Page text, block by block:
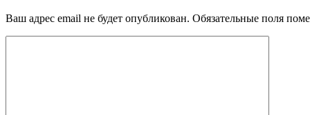
Ваш адрес email не будет опубликован. Обязательные поля